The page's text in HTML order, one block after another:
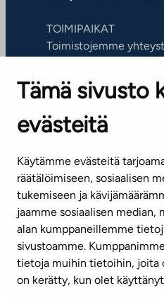
Tämä sivusto
evästeitä
Käytämme evästeitä
räätälöimiseen, sosiaalisen
tukemiseen ja
jaamme sosiaalisen median,
alan kumppaneillemme
sivustoamme.
tietoja muihin tietoihin, joita
on kerätty, kun olet
TOIMIPAIKAT
Toimistojemme
Puh. 045 7734 3777
(arkisin klo 8-16)
info@ta.fi
Tilaa uutiskirje